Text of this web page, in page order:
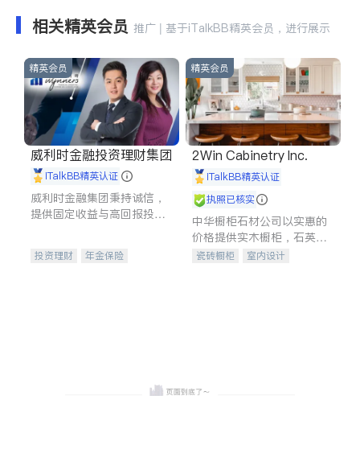
相关精英会员 推广 | 基于iTalkBB精英会员，进行展示
精英会员
威利时金融投资理财集团
iTalkBB精英认证
威利时金融集团秉持诚信，
提供固定收益与高回报投资
合，助力客户实现目标
投资理财
年金保险
精英会员
2Win Cabinetry Inc.
iTalkBB精英认证
执照已核实
中华橱柜石材公司以实惠的
价格提供实木橱柜，石英石
台面，多种优质不锈钢水
瓷砖橱柜
室内设计